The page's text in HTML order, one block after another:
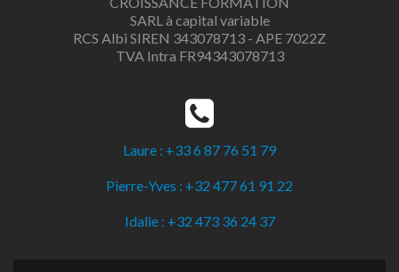
SARL à capital variable
RCS Albi SIREN 343078713 - APE 7022Z
TVA Intra FR94343078713
Laure : +33 6 87 76 51 79
Pierre-Yves : +32 477 61 91 22
Idalie : +32 473 36 24 37